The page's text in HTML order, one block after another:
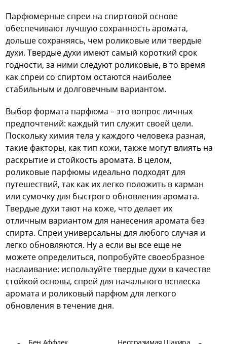
Парфюмерные спреи на спиртовой основе
обеспечивают лучшую сохранность аромата,
дольше сохраняясь, чем роликовые или твердые
духи. Твердые духи имеют самый короткий срок
годности, за ними следуют роликовые, в то время
как спреи со спиртом остаются наиболее
стабильным и долговечным вариантом.
Выбор формата парфюма – это вопрос личных
предпочтений: каждый тип служит своей цели.
Поскольку химия тела у каждого человека разная,
такие факторы, как тип кожи, также могут влиять на
раскрытие и стойкость аромата. В целом,
роликовые парфюмы идеально подходят для
путешествий, так как их легко положить в карман
или сумочку для быстрого обновления аромата.
Твердые духи тают на коже, что делает их
отличным вариантом для нанесения аромата без
спирта. Спреи универсальны для любого случая и
легко обновляются. Ну а если вы все еще не
можете определиться, попробуйте своеобразное
наслаивание: используйте твердые духи в качестве
стойкой основы, спрей для начального всплеска
аромата и роликовый парфюм для легкого
обновления в течение дня.